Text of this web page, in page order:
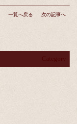
一覧へ戻る 次の記事へ